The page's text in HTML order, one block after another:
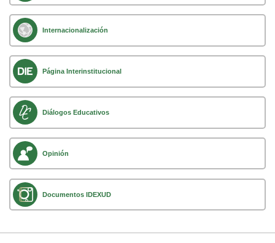
Internacionalización
Página Interinstitucional
Diálogos Educativos
Opinión
Documentos IDEXUD